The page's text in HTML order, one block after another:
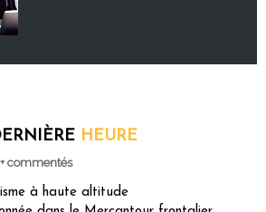
HEURE
commentés
à haute altitude